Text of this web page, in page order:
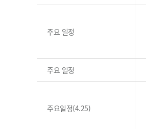
주요 일정
주요 일정
주요일정(4.25)